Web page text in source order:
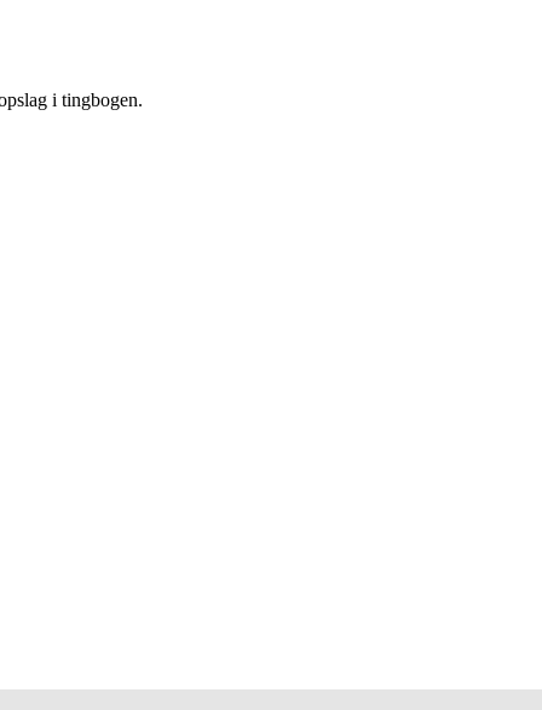
i tingbogen.